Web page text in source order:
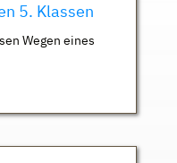
5. Klassen
Wegen eines